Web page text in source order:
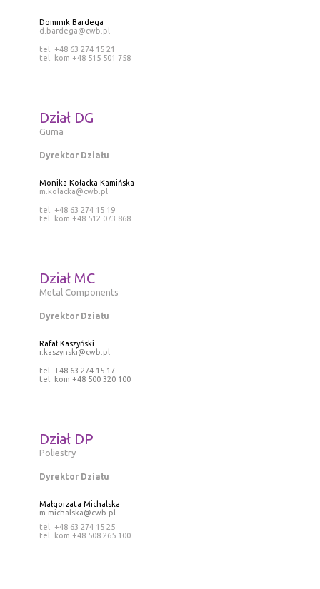
Dominik Bardega
d.bardega@cwb.pl
tel. +48 63 274 15 21
tel. kom +48 515 501 758
Dział DG
Guma
Dyrektor Działu
Monika Kołacka-Kamińska
m.kolacka@cwb.pl
tel. +48 63 274 15 19
tel. kom +48 512 073 868
Dział MC
Metal Components
Dyrektor Działu
Rafał Kaszyński
r.kaszynski@cwb.pl
tel. +48 63 274 15 17
tel. kom +48 500 320 100
Dział DP
Poliestry
Dyrektor Działu
Małgorzata Michalska
m.michalska@cwb.pl
tel. +48 63 274 15 25
tel. kom +48 508 265 100